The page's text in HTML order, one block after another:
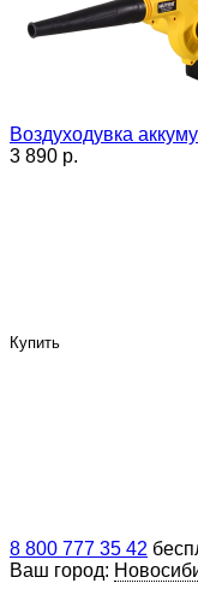
Воздуходувка
3 890 p.
Купить
8 800 777 35 42
Ваш город: